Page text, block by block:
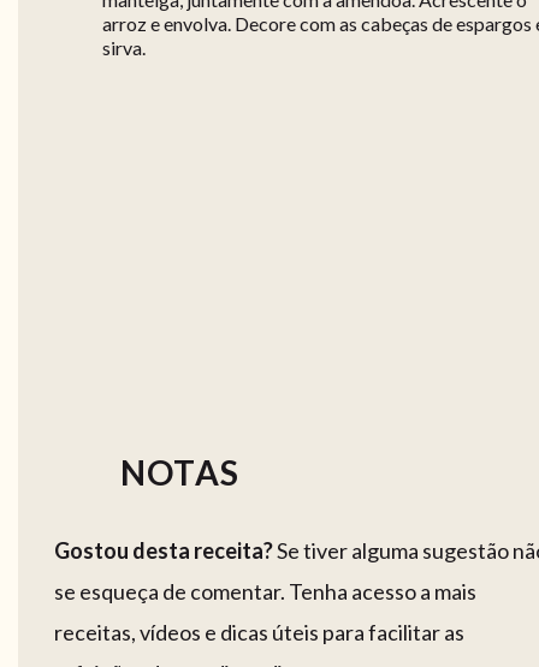
arroz e envolva. Decore com as cabeças de espargos
sirva.
NOTAS
Gostou desta receita?Se tiver alguma sugestão
se esqueça de comentar. Tenha acesso a mais
receitas, vídeos e dicas úteis para facilitar as